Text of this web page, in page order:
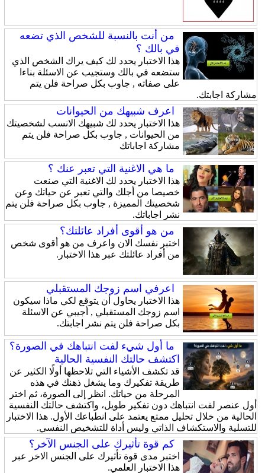
من أنت بالنسبة للشخص الذي تضعه
في بالك ؟
هذا الاختبار يحدد لك كيف يراك الشخص الذي
ستضعه في بالك وستجيب عن الاسئلة بناءا
على صفاته , جاوب بكل صراحة فلن يتم
مشاركة اجابتك.
اعرف شبيهك من الحيوانات
هذا الاختبار يحدد لك شبيهك الانسب لشخصيتك
من الحيوانات , جاوب بكل صراحة فلن يتم
مشاركة اجاباتك
ما هي الاغنية التي تعبر عنك ؟
هذا الاختبار يحدد لك الاغنية التي صنعت
خصيصا من أجلك والتي تعبر عن حياتك وعن
شخصيتك المميزة , جاوب بكل صراحة فلن يتم
نشر اجاباتك.
من هو أقوى أفراد عائلتك؟
اختبر نفسك الان واعرف من هو أقوى شخص
من أفراد عائلتك عبر هذا الاختبار.
اعرفي اسم زوجك المستقبلي
هذا الاختبار يحاول أن يتوقع لكي ماذا سيكون
اسم زوجك المستقبلي , أجيبي عن الاسئلة
بكل صراحة فلن يتم نشر اجابتك.
ما أول شيء لفت انتباهك في الصورة؟
اكتشف حالتك النفسية الحالية
قد تكشف الأشياء التي تلاحظها أولًا الكثير عن
طريقة تفكيرك وما يشغل ذهنك في هذه
المرحلة من حياتك. انظر إلى الصورة، ثم اختر
أول عنصر لفت انتباهك دون تفكير طويل، واكتشف حالتك النفسية
الحالية من خلال تحليل ممتع يعتمد على انطباعك الأول. هذا الاختبار
للتسلية والاستكشاف الذاتي وليس أداة للتشخيص النفسي.
كم قوة تأثيرك على الجنس الآخر؟
اختبر مدى قوة تأثيرك على الجنس الاخر عبر
هذا الاختبار العلمي.